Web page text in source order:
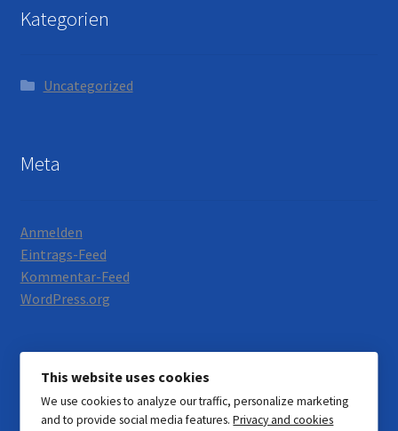
Kategorien
Uncategorized
Meta
Anmelden
Eintrags-Feed
Kommentar-Feed
WordPress.org
© Motorrad Neumann 2026
This website uses cookies
We use cookies to analyze our traffic, personalize marketing
and to provide social media features.Privacy and cookies